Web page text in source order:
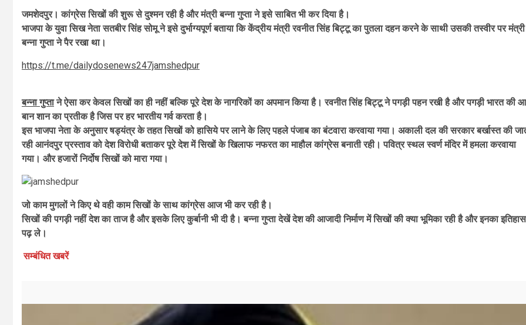
जमशेदपुर। कांग्रेस सिखों की शुरू से दुश्मन रही है और मंत्री बन्ना गुप्ता ने इसे साबित भी कर दिया है।
भाजपा के युवा सिख नेता सतबीर सिंह सोमू ने इसे दुर्भाग्यपूर्ण बताया कि केंद्रीय मंत्री रवनीत सिंह बिट्टू का पुतला दहन करने के साथी उसकी तस्वीर पर मंत्री
बन्ना गुप्ता ने पैर रखा था।
https://t.me/dailydosenews247jamshedpur
बन्ना गुप्ताने ऐसा कर केवल सिखों का ही नहीं बल्कि पूरे देश के नागरिकों का अपमान किया है। रवनीत सिंह बिट्टू ने पगड़ी पहन रखी है और पगड़ी भारत की
बान शान का प्रतीक है जिस पर हर भारतीय गर्व करता है।
इस भाजपा नेता के अनुसार षड्यंत्र के तहत सिखों को हासिये पर लाने के लिए पहले पंजाब का बंटवारा करवाया गया। अकाली दल की सरकार बर्खास्त की
रही आनंदपुर प्रस्ताव को देश विरोधी बताकर पूरे देश में सिखों के खिलाफ नफरत का माहौल कांग्रेस बनाती रही। पवित्र स्थल स्वर्ण मंदिर में हमला करवाया
गया। और हजारों निर्दोष सिखों को मारा गया।
जो काम मुगलों ने किए थे वही काम सिखों के साथ कांग्रेस आज भी कर रही है।
सिखों की पगड़ी नहीं देश का ताज है और इसके लिए कुर्बानी भी दी है। बन्ना गुप्ता देखें देश की आजादी निर्माण में सिखों की क्या भूमिका रही है और इनका इतिहास
पढ़ ले।
सम्बंधित खबरें